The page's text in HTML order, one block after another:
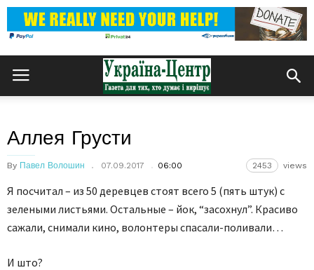
Аллея Грусти
By Павел Волошин 07.09.2017 06:00 2453 views
Я посчитал – из 50 деревцев стоят всего 5 (пять штук) с
зелеными листьями. Остальные – йок, “засохнул”. Красиво
сажали, снимали кино, волонтеры спасали-поливали…
И што?